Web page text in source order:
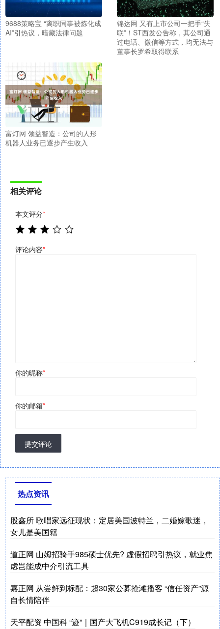
9688策略宝 “离职同事被炼化成
AI”引热议，暗藏法律问题
锦达网 又有上市公司一把手“失
联”！ST西发公告称，其公司通
过电话、微信等方式，均无法与
董事长罗希取得联系
富灯网 领益智造：公司的人形
机器人业务已逐步产生收入
相关评论
本文评分*
评论内容*
你的昵称*
你的邮箱*
提交评论
热点资讯
股鑫所 歌唱家远征现状：定居美国波特兰，二婚嫁歌迷，
女儿是美国籍
道正网 山姆招骑手985硕士优先? 虚假招聘引热议，就业焦
虑岂能成中介引流工具
嘉正网 从尝鲜到标配：超30家公募抢滩播客 “信任资产”源
自长情陪伴
天平配资 中国科 “迹”｜国产大飞机C919成长记（下）